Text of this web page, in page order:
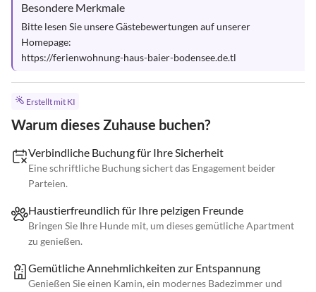
Besondere Merkmale
Bitte lesen Sie unsere Gästebewertungen auf unserer
Homepage:
https://ferienwohnung-haus-baier-bodensee.de.tl
Erstellt mit KI
Warum dieses Zuhause buchen?
Verbindliche Buchung für Ihre Sicherheit
Eine schriftliche Buchung sichert das Engagement beider
Parteien.
Haustierfreundlich für Ihre pelzigen Freunde
Bringen Sie Ihre Hunde mit, um dieses gemütliche Apartment
zu genießen.
Gemütliche Annehmlichkeiten zur Entspannung
Genießen Sie einen Kamin, ein modernes Badezimmer und